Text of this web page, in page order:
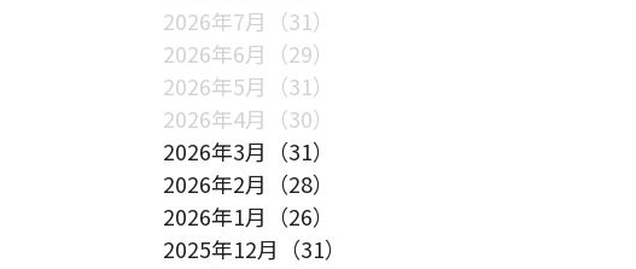
2026年7月（31）
2026年6月（29）
2026年5月（31）
2026年4月（30）
2026年3月（31）
2026年2月（28）
2026年1月（26）
2025年12月（31）